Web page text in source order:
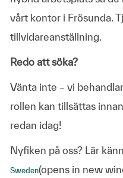
vårt kontor i Frösunda.
tillvidareanställning.
Redo att söka?
Vänta inte – vi
rollen kan tillsättas
redan idag!
Nyfiken på oss? Lär
Sweden(opens in new